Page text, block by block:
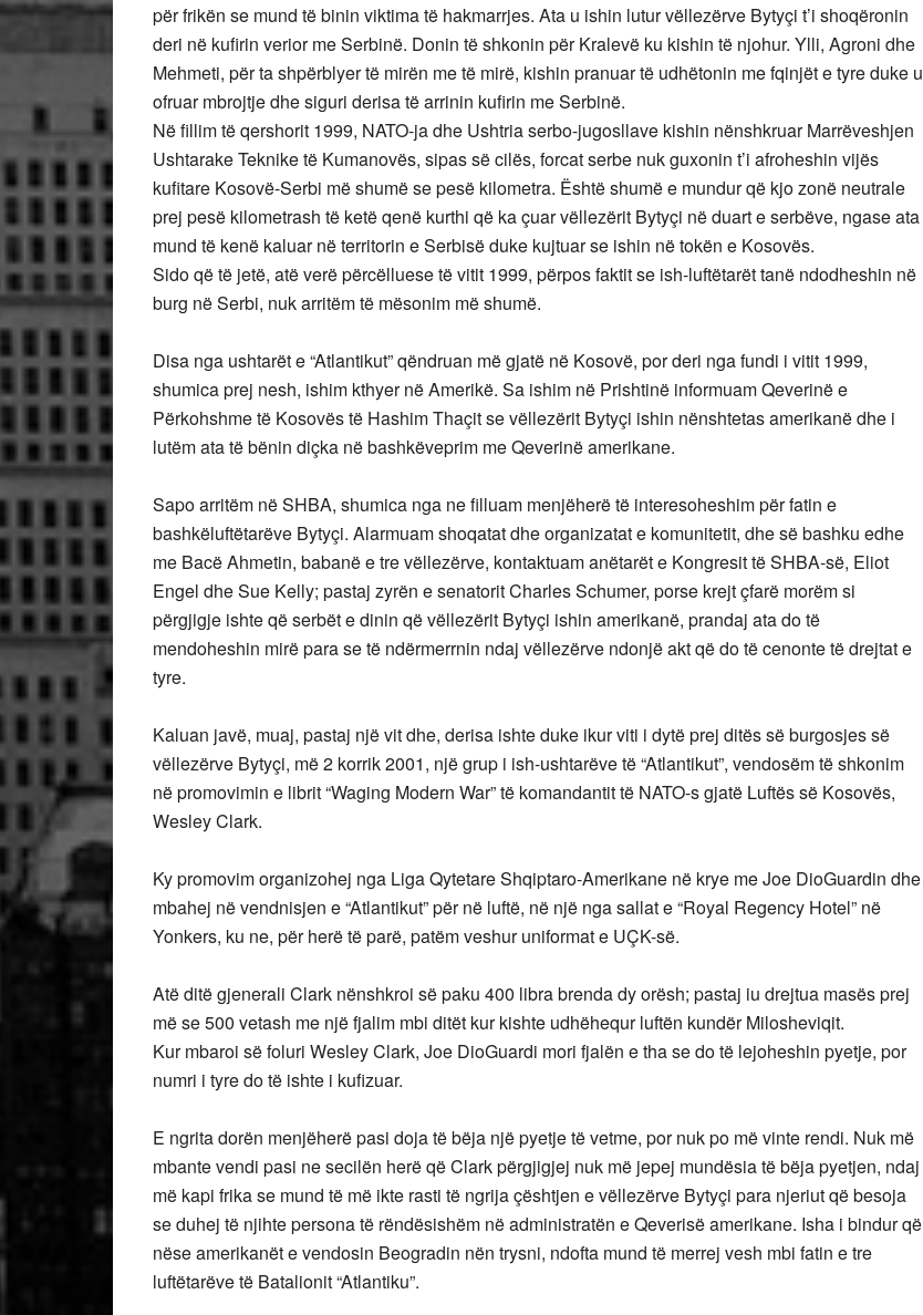
për frikën se mund të binin viktima të hakmarrjes. Ata u ishin lutur vëllezërve Bytyçi t’i shoqëronin
deri në kufirin verior me Serbinë. Donin të shkonin për Kralevë ku kishin të njohur. Ylli, Agroni dhe
Mehmeti, për ta shpërblyer të mirën me të mirë, kishin pranuar të udhëtonin me fqinjët e tyre duke u
ofruar mbrojtje dhe siguri derisa të arrinin kufirin me Serbinë.
Në fillim të qershorit 1999, NATO-ja dhe Ushtria serbo-jugosllave kishin nënshkruar Marrëveshjen
Ushtarake Teknike të Kumanovës, sipas së cilës, forcat serbe nuk guxonin t’i afroheshin vijës
kufitare Kosovë-Serbi më shumë se pesë kilometra. Është shumë e mundur që kjo zonë neutrale
prej pesë kilometrash të ketë qenë kurthi që ka çuar vëllezërit Bytyçi në duart e serbëve, ngase ata
mund të kenë kaluar në territorin e Serbisë duke kujtuar se ishin në tokën e Kosovës.
Sido që të jetë, atë verë përcëlluese të vitit 1999, përpos faktit se ish-luftëtarët tanë ndodheshin në
burg në Serbi, nuk arritëm të mësonim më shumë.
Disa nga ushtarët e “Atlantikut” qëndruan më gjatë në Kosovë, por deri nga fundi i vitit 1999,
shumica prej nesh, ishim kthyer në Amerikë. Sa ishim në Prishtinë informuam Qeverinë e
Përkohshme të Kosovës të Hashim Thaçit se vëllezërit Bytyçi ishin nënshtetas amerikanë dhe i
lutëm ata të bënin diçka në bashkëveprim me Qeverinë amerikane.
Sapo arritëm në SHBA, shumica nga ne filluam menjëherë të interesoheshim për fatin e
bashkëluftëtarëve Bytyçi. Alarmuam shoqatat dhe organizatat e komunitetit, dhe së bashku edhe
me Bacë Ahmetin, babanë e tre vëllezërve, kontaktuam anëtarët e Kongresit të SHBA-së, Eliot
Engel dhe Sue Kelly; pastaj zyrën e senatorit Charles Schumer, porse krejt çfarë morëm si
përgjigje ishte që serbët e dinin që vëllezërit Bytyçi ishin amerikanë, prandaj ata do të
mendoheshin mirë para se të ndërmerrnin ndaj vëllezërve ndonjë akt që do të cenonte të drejtat e
tyre.
Kaluan javë, muaj, pastaj një vit dhe, derisa ishte duke ikur viti i dytë prej ditës së burgosjes së
vëllezërve Bytyçi, më 2 korrik 2001, një grup i ish-ushtarëve të “Atlantikut”, vendosëm të shkonim
në promovimin e librit “Waging Modern War” të komandantit të NATO-s gjatë Luftës së Kosovës,
Wesley Clark.
Ky promovim organizohej nga Liga Qytetare Shqiptaro-Amerikane në krye me Joe DioGuardin dhe
mbahej në vendnisjen e “Atlantikut” për në luftë, në një nga sallat e “Royal Regency Hotel” në
Yonkers, ku ne, për herë të parë, patëm veshur uniformat e UÇK-së.
Atë ditë gjenerali Clark nënshkroi së paku 400 libra brenda dy orësh; pastaj iu drejtua masës prej
më se 500 vetash me një fjalim mbi ditët kur kishte udhëhequr luftën kundër Milosheviqit.
Kur mbaroi së foluri Wesley Clark, Joe DioGuardi mori fjalën e tha se do të lejoheshin pyetje, por
numri i tyre do të ishte i kufizuar.
E ngrita dorën menjëherë pasi doja të bëja një pyetje të vetme, por nuk po më vinte rendi. Nuk më
mbante vendi pasi ne secilën herë që Clark përgjigjej nuk më jepej mundësia të bëja pyetjen, ndaj
më kapi frika se mund të më ikte rasti të ngrija çështjen e vëllezërve Bytyçi para njeriut që besoja
se duhej të njihte persona të rëndësishëm në administratën e Qeverisë amerikane. Isha i bindur që
nëse amerikanët e vendosin Beogradin nën trysni, ndofta mund të merrej vesh mbi fatin e tre
luftëtarëve të Batalionit “Atlantiku”.